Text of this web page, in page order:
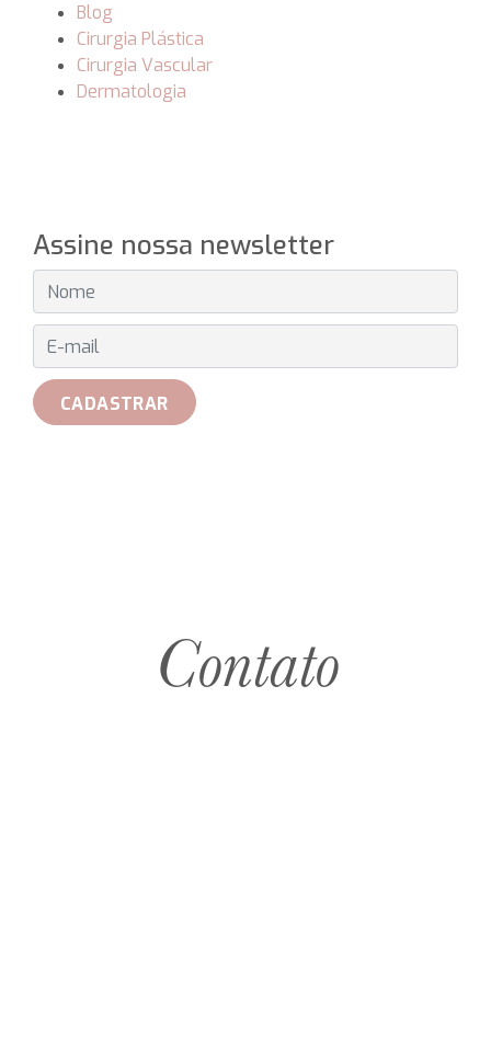
Blog
Cirurgia Plástica
Cirurgia Vascular
Dermatologia
Assine nossa newsletter
E-MAIL
CADASTRAR
Contato